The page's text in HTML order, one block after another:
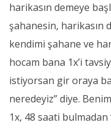
harikasın demeye
şahanesin, harikasın
kendimi şahane ve
hocam bana 1x’i
istiyorsan gir oraya
neredeyiz” diye.
1x, 48 saati